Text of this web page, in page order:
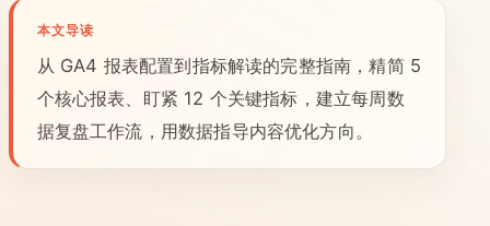
本文导读
从 GA4 报表配置到指标解读的完整指南，精简 5
个核心报表、盯紧 12 个关键指标，建立每周数
据复盘工作流，用数据指导内容优化方向。